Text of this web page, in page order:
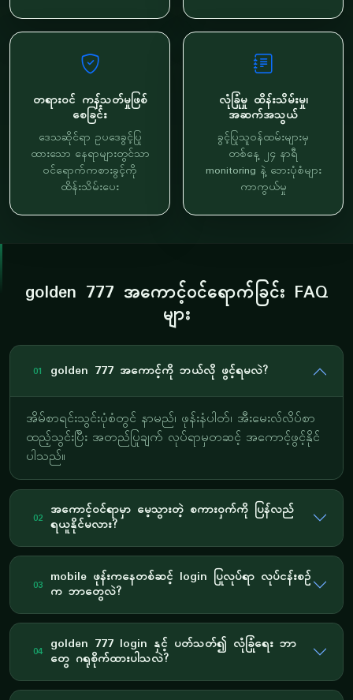
တရားဝင် ကန့်သတ်မှုဖြစ်
စေခြင်း
ဒေသဆိုင်ရာ ဥပဒေခွင့်ပြု
ထားသော နေရာများတွင်သာ
ဝင်ရောက်ကစားခွင့်ကို
ထိန်းသိမ်းပေး
လုံခြုံမှု ထိန်းသိမ်းမှု၊
အဆက်အသွယ်
ခွင့်ပြုသူဝန်ထမ်းများမှ
တစ်နေ့ ၂၄ နာရီ
monitoring နဲ့ ဘေးပုံစံများ
ကာကွယ်မှု
golden 777 အကောင့်ဝင်ရောက်ခြင်း FAQ
များ
01 golden 777 အကောင့်ကို ဘယ်လို ဖွင့်ရမလဲ?
အိမ်စာရင်းသွင်းပုံစံတွင် နာမည်၊ ဖုန်းနံပါတ်၊ အီးမေးလ်လိပ်စာ
ထည့်သွင်းပြီး အတည်ပြုချက် လုပ်ရာမှတဆင့် အကောင့်ဖွင့်နိုင်
ပါသည်။
02 အကောင့်ဝင်ရာမှာ မေ့သွားတဲ့ စကားဝှက်ကို ပြန်လည်
ရယူနိုင်မလား?
03 mobile ဖုန်းကနေတစ်ဆင့် login ပြုလုပ်ရာ လုပ်ငန်းစဉ်
က ဘာတွေလဲ?
04 golden 777 login နှင့် ပတ်သတ်၍ လုံခြုံရေး ဘာ
တွေ ဂရုစိုက်ထားပါသလဲ?